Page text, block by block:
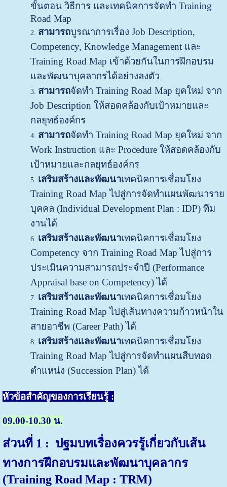
ขั้นตอน วิธีการ และเทคนิคการจัดทำ Training
Road Map
สามารถบูรณาการเรื่อง Job Description,
Competency, Knowledge Management และ
Training Road Map เข้าด้วยกันในการฝึกอบรม
และพัฒนาบุคลากรได้อย่างลงตัว
สามารถจัดทำ Training Road Map ยุคใหม่ จาก
Job Description ให้สอดคล้องกับเป้าหมายและ
กลยุทธ์องค์กร
สามารถจัดทำ Training Road Map ยุคใหม่ จาก
Work Instruction และ Procedure ให้สอดคล้องกับ
เป้าหมายและกลยุทธ์องค์กร
เสริมสร้างและพัฒนาเทคนิคการเชื่อมโยง
Training Road Map ไปสู่การจัดทำแผนพัฒนาราย
บุคคล (Individual Development Plan : IDP) ทีม
งานได้
เสริมสร้างและพัฒนาเทคนิคการเชื่อมโยง
Competency จาก Training Road Map ไปสู่การ
ประเมินความสามารถประจำปี (Performance
Appraisal base on Competency) ได้
เสริมสร้างและพัฒนาเทคนิคการเชื่อมโยง
Training Road Map ไปสู่เส้นทางความก้าวหน้าใน
สายอาชีพ (Career Path) ได้
เสริมสร้างและพัฒนาเทคนิคการเชื่อมโยง
Training Road Map ไปสู่การจัดทำแผนสืบทอด
ตำแหน่ง (Succession Plan) ได้
หัวข้อสำคัญของการเรียนรู้ :
09.00-10.30 น.
ส่วนที่1 : ปฐมบทเรื่องควรรู้เกี่ยวกับเส้น
ทางการฝึกอบรมและพัฒนาบุคลากร
(Training Road Map : TRM)